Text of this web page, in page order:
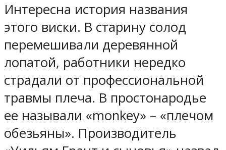
Интересна история названия
этого виски. В старину солод
перемешивали деревянной
лопатой, работники нередко
страдали от профессиональной
травмы плеча. В простонародье
ее называли «monkey» – «плечом
обезьяны». Производитель